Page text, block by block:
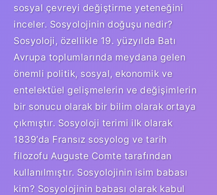
sosyal çevreyi değiştirme yeteneğini
inceler. Sosyolojinin doğuşu nedir?
Sosyoloji, özellikle 19. yüzyılda Batı
Avrupa toplumlarında meydana gelen
önemli politik, sosyal, ekonomik ve
entelektüel gelişmelerin ve değişimlerin
bir sonucu olarak bir bilim olarak ortaya
çıkmıştır. Sosyoloji terimi ilk olarak
1839’da Fransız sosyolog ve tarih
filozofu Auguste Comte tarafından
kullanılmıştır. Sosyolojinin isim babası
kim? Sosyolojinin babası olarak kabul